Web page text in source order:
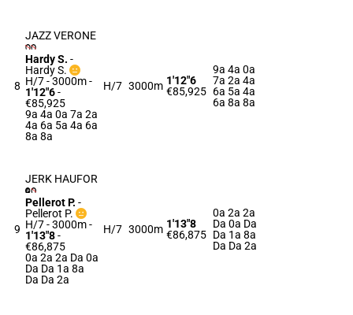
8
JAZZ VERONE
Hardy S. -
Hardy S.
H/7 - 3000m-
1'12"6-
€85,925
9a 4a 0a 7a 2a
4a 6a 5a 4a 6a
8a 8a
H/7 3000m 1'12"6
€85,925
9a 4a 0a
7a 2a 4a
6a 5a 4a
6a 8a 8a
9
JERK HAUFOR
Pellerot P. -
Pellerot P.
H/7 - 3000m-
1'13"8-
€86,875
0a 2a 2a Da 0a
Da Da 1a 8a
Da Da 2a
H/7 3000m 1'13"8
€86,875
0a 2a 2a
Da 0a Da
Da 1a 8a
Da Da 2a